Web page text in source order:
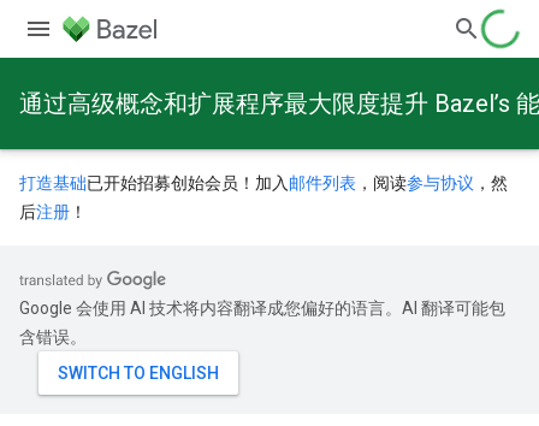
通过高级概念和扩展程序最大限度提升 Bazel’s
打造基础已开始招募创始会员！加入 邮件列表 ，阅读参与协议 ，然
后注册 ！
Google 会使用 AI 技术将内容翻译成您偏好的语言。AI 翻译可能包
含错误。